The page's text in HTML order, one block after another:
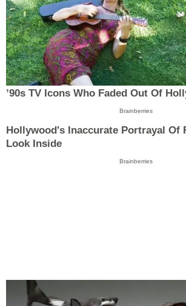
’90s TV Icons Who Faded Out Of
Brainberries
Hollywood's Inaccurate Portrayal Of
Look Inside
Brainberries